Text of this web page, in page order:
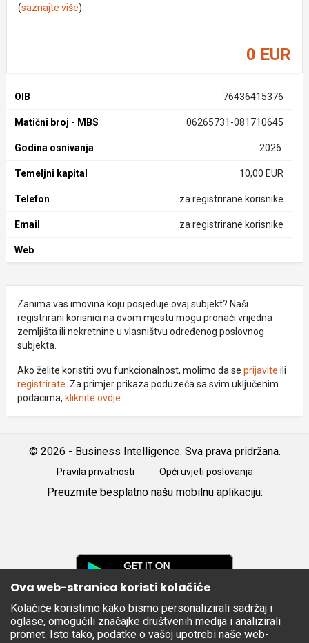
(saznajte više).
0 EUR
OIB 76436415376
Matični broj - MBS 06265731-081710645
Godina osnivanja 2026.
Temeljni kapital 10,00 EUR
Telefon za registrirane korisnike
Email za registrirane korisnike
Web
Zanima vas imovina koju posjeduje ovaj subjekt? Naši
registrirani korisnici na ovom mjestu mogu pronaći vrijedna
zemljišta ili nekretnine u vlasništvu određenog poslovnog
subjekta.
Ako želite koristiti ovu funkcionalnost, molimo da se prijavite ili
registrirate . Za primjer prikaza poduzeća sa svim uključenim
podacima, kliknite ovdje
© 2026 - Business Intelligence. Sva prava pridržana.
Pravila privatnosti Opći uvjeti poslovanja
Preuzmite besplatno našu mobilnu aplikaciju:
Apple
Store
Ova web-stranica koristi kolačiće
Kolačiće koristimo kako bismo personalizirali sadržaj i
oglase, omogućili značajke društvenih medija i analizirali
promet. Isto tako, podatke o vašoj upotrebi naše web-